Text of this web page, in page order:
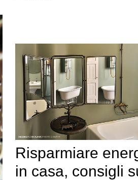
Risparmiare
in casa, consigli